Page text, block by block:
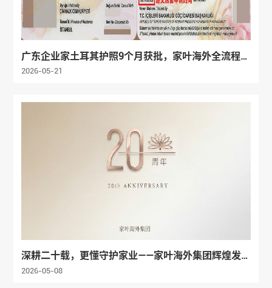
广东企业家土耳其护照9个月获批，家叶海外全流程护
航一家三口入籍
2026-05-21
深耕二十载，更懂守护家业——家叶海外集团辉煌发展
纪实
2026-05-08